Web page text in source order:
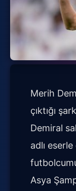
Merih
çıktığı
Demiral
adlı
Asya